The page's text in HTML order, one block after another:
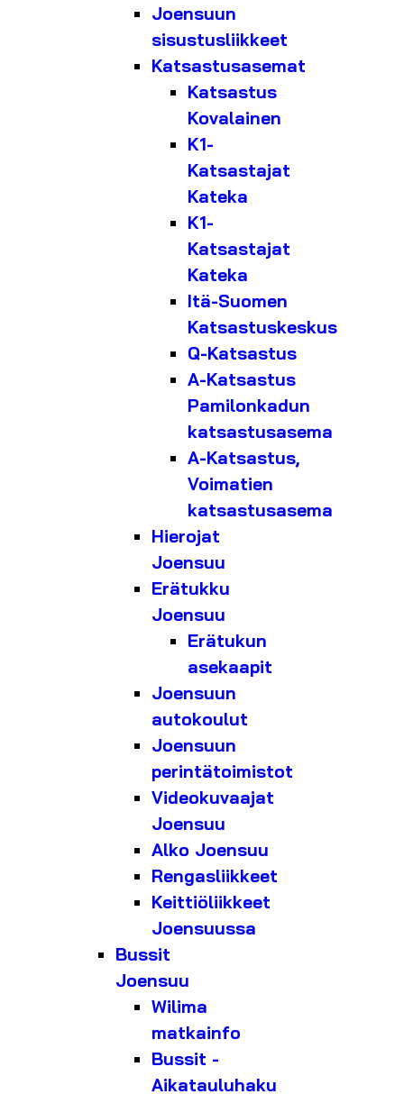
Joensuun
sisustusliikkeet
Katsastusasemat
Katsastus
Kovalainen
K1-
Katsastajat
Kateka
K1-
Katsastajat
Kateka
Itä-Suomen
Katsastuskeskus
Q-Katsastus
A-Katsastus
Pamilonkadun
katsastusasema
A-Katsastus,
Voimatien
katsastusasema
Hierojat
Joensuu
Erätukku
Joensuu
Erätukun
asekaapit
Joensuun
autokoulut
Joensuun
perintätoimistot
Videokuvaajat
Joensuu
Alko Joensuu
Rengasliikkeet
Keittiöliikkeet
Joensuussa
Bussit
Joensuu
Wilima
matkainfo
Bussit -
Aikatauluhaku